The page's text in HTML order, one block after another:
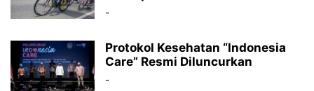
-
Protokol Kesehatan “Indonesia
Care” Resmi Diluncurkan
-